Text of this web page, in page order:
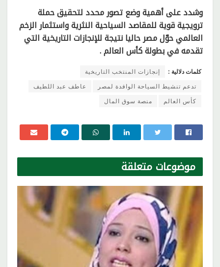
وشدد على أهمية وضع تصور محدد لتحقيق حملة
ترويجية قوية للمقاصد السياحية النثرية واستثمار الزخم
العالمي حوّل مصر حاليا نتيجة للإنجازات التاريخية التي
تقدمه في بطولة كأس العالم .
كلمات دلالية :
إنجازات المنتخب التاريخية
تدعم تنشيط السياحة الوافدة لمصر
عاطف عبد اللطيف
كأس العالم
منصة سوق المال
موضوعات متعلقة